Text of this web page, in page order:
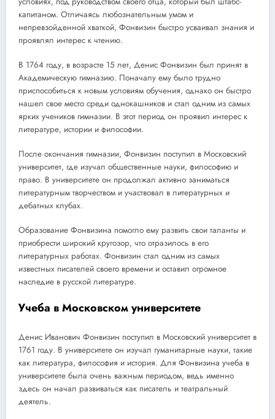
капитаном. Отличаясь любознательным умом и
непревзойденной хваткой, Фонвизин быстро усваивал знания и
проявлял интерес к чтению.
В 1764 году, в возрасте 15 лет, Денис Фонвизин был принят в
Академическую гимназию. Поначалу ему было трудно
приспособиться к новым условиям обучения, однако он быстро
нашел свое место среди однокашников и стал одним из самых
ярких учеников гимназии. В этот период он проявил интерес к
литературе, истории и философии.
После окончания гимназии, Фонвизин поступил в Московский
университет, где изучал общественные науки, философию и
право. В университете он продолжал активно заниматься
литературным творчеством и участвовал в литературных и
дебатных клубах.
Образование Фонвизина помогло ему развить свои таланты и
приобрести широкий кругозор, что отразилось в его
литературных работах. Фонвизин стал одним из самых
известных писателей своего времени и оставил огромное
наследие в русской литературе.
Учеба в Московском университете
Денис Иванович Фонвизин поступил в Московский университет в
1761 году. В университете он изучал гуманитарные науки, такие
как литература, философия и история. Для Фонвизина учеба в
университете была очень важным периодом, ведь именно
здесь он начал развиваться как писатель и театральный
деятель.